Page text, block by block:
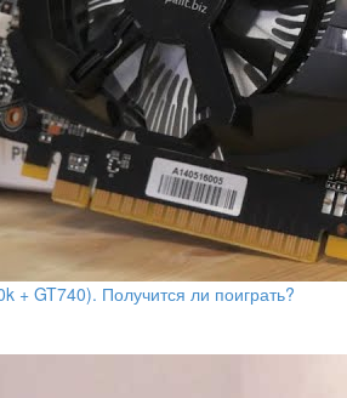
+ GT740). Получится ли поиграть?